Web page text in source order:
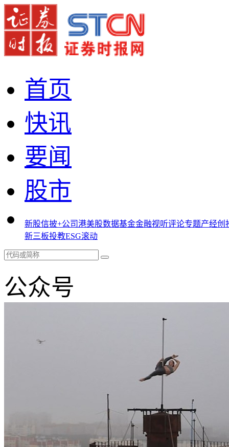
首页
快讯
要闻
股市
新股信披+公司港美股数据基金金融视听评论专题产经创
新三板投教ESG滚动
公众号